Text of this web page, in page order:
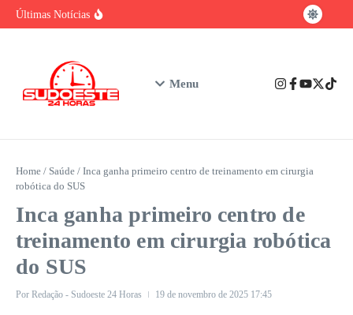
Ir para o conteúdo
Últimas Notícias
Nubank assume o posto de maior instituição
financeira privada do Brasil em número de
Menu
Home / Saúde / Inca ganha primeiro centro de treinamento em cirurgia
robótica do SUS
Inca ganha primeiro centro de
treinamento em cirurgia robótica
do SUS
Por Redação - Sudoeste 24 Horas 19 de novembro de 2025 17:45